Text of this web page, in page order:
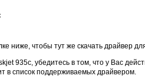
ниже, чтобы тут же скачать драйвер
935c, убедитесь в том, что у Вас
в список поддерживаемых драйвером.